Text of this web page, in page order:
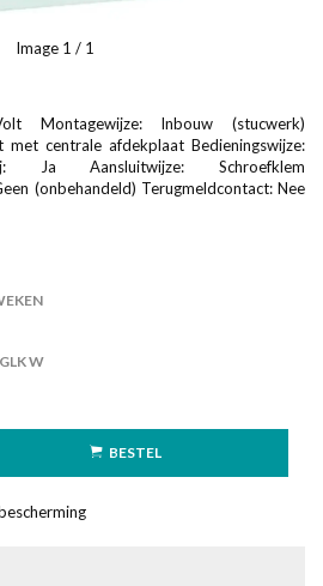
Image 1 / 1
Montagewijze: Inbouw (stucwerk)
met centrale afdekplaat Bedieningswijze:
Ja Aansluitwijze: Schroefklem
(onbehandeld) Terugmeldcontact: Nee
W
BESTEL